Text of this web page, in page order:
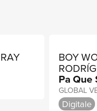
BOY
Pa Que
GLOBAL
Digitale